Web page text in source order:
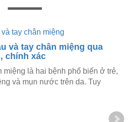
và tay chân miệng qua
chính xác
miệng là hai bệnh phổ biến ở trẻ,
và mụn nước trên da. Tuy